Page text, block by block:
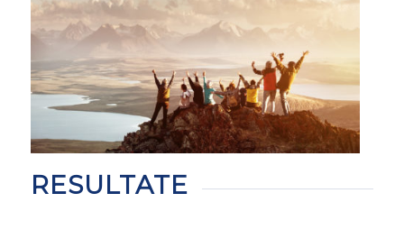
RESULTATE